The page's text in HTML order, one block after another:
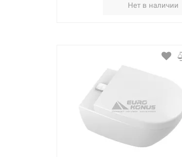
Нет в наличии